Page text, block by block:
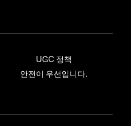
UGC 정책
안전이 우선입니다.